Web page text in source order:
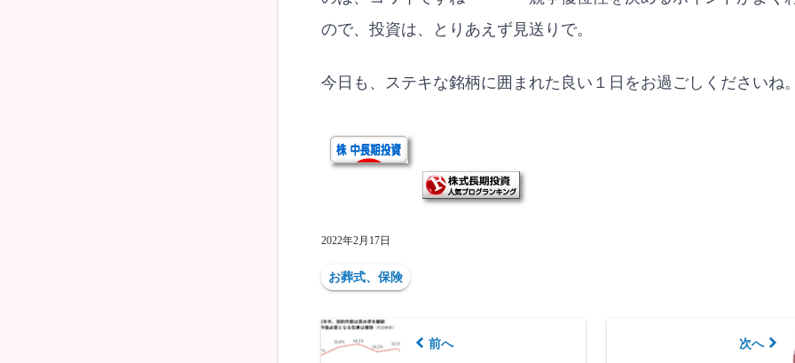
ので、投資は、とりあえず見送りで。
今日も、ステキな銘柄に囲まれた良い１日をお過ごしくださいね
2022年2月17日
お葬式、保険
前へ 次へ